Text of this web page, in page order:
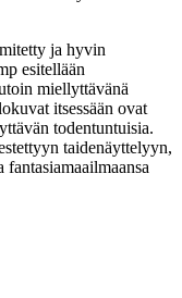
ja hyvin
esitellään
miellyttävänä
itsessään ovat
todentuntuisia.
taidenäyttelyyn,
fantasiamaailmaansa